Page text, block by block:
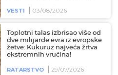
VESTI 03/08/2026
Toplotni talas izbrisao više od
dve milijarde evra iz evropske
žetve: Kukuruz najveća žrtva
ekstremnih vrućina!
RATARSTVO 29/07/2026